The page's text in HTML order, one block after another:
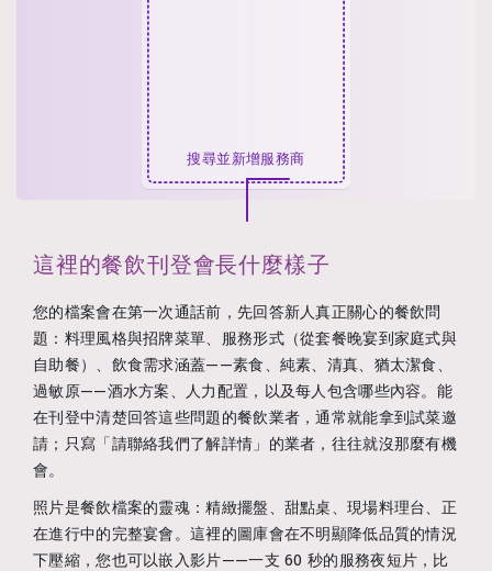
搜尋並新增服務商
這裡的餐飲刊登會長什麼樣子
您的檔案會在第一次通話前，先回答新人真正關心的餐飲問
題：料理風格與招牌菜單、服務形式（從套餐晚宴到家庭式與
自助餐）、飲食需求涵蓋——素食、純素、清真、猶太潔食、
過敏原——酒水方案、人力配置，以及每人包含哪些內容。能
在刊登中清楚回答這些問題的餐飲業者，通常就能拿到試菜邀
請；只寫「請聯絡我們了解詳情」的業者，往往就沒那麼有機
會。
照片是餐飲檔案的靈魂：精緻擺盤、甜點桌、現場料理台、正
在進行中的完整宴會。這裡的圖庫會在不明顯降低品質的情況
下壓縮，您也可以嵌入影片——一支 60 秒的服務夜短片，比